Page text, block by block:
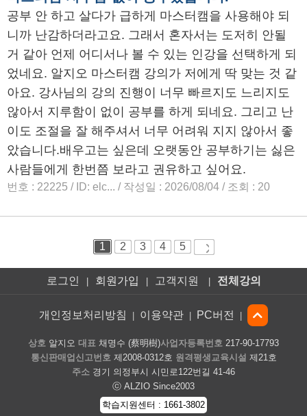
로그인 | 회원가입 | 고객지원 | 전체강의
개인정보처리방침 | 이용약관 | PC버전 |
상호 알지오 대표 채명수 (蔡明樹)사업자등록번호 217-90-17793
통신판매업신고번호 제2008-0312호 원격평생교육시설 제21호
주소 경기 의정부시 시민로122번길 41-46
ⓒ ALZIO Since2003
학습지원센터 : 1661-3802